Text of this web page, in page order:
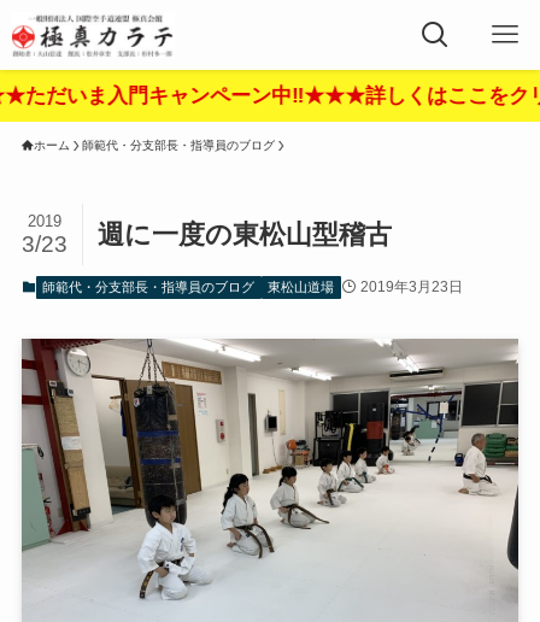
入門キャンペーン中‼︎★★★詳しくはここをクリッ
ホーム 師範代・分支部長・指導員のブログ
週に一度の東松山型稽古
2019
3/23
師範代・分支部長・指導員のブログ 東松山道場 2019年3月23日